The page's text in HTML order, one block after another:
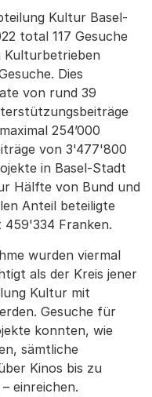
Kultur Basel-
total 117 Gesuche
Dies
von rund 39
254’000
von 3'477'800
in Basel-Stadt
Hälfte von Bund und
Anteil beteiligte
459'334 Franken.
wurden viermal
als der Kreis jener
Kultur mit
Gesuche für
konnten, wie
sämtliche
Kinos bis zu
einreichen.